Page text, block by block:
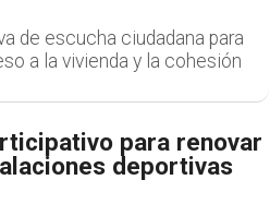
de escucha ciudadana para
a la vivienda y la cohesión
para renovar
deportivas